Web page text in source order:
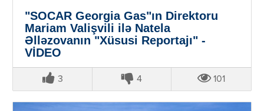
"SOCAR Georgia Gas"ın Direktoru
Mariam Valişvili ilə Natela
Əlləzovanın "Xüsusi Reportajı" -
VİDEO
3 4 101